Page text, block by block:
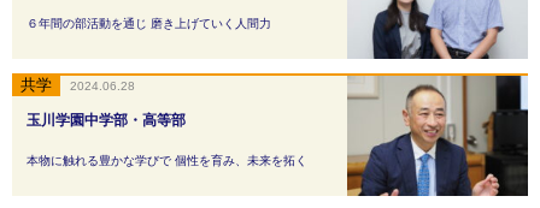
６年間の部活動を通じ 磨き上げていく人間力
玉川学園中学部・高等部
本物に触れる豊かな学びで 個性を育み、未来を拓く
2024.06.28